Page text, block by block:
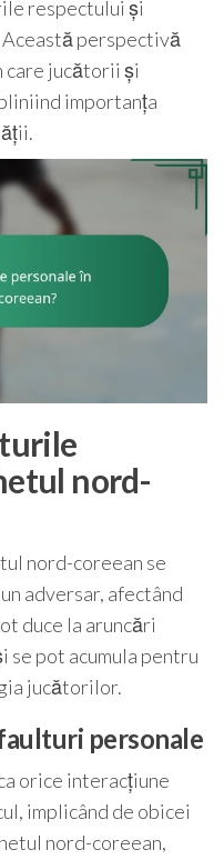
respectului și
perspectivă
care jucătorii și
importanța
nord-
nord-coreean se
adversar, afectând
duce la aruncări
se pot acumula pentru
jucătorilor.
personale
orice interacțiune
implicând de obicei
nord-coreean,